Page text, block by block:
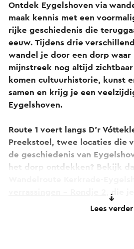
Ontdek Eygelshoven via
maak kennis met een
rijke geschiedenis die
eeuw. Tijdens drie
wandel je door een dorp waar
mijnstreek nog altijd
komen cultuurhistorie, kunst
samen en krijg je een
Eygelshoven.
Route 1 voert langs D’r
Preekstoel, twee locaties die
de geschiedenis van
het dorp ontdekken? Bekijk
, die
Kerkje, de voormalige mijn
Lees verder